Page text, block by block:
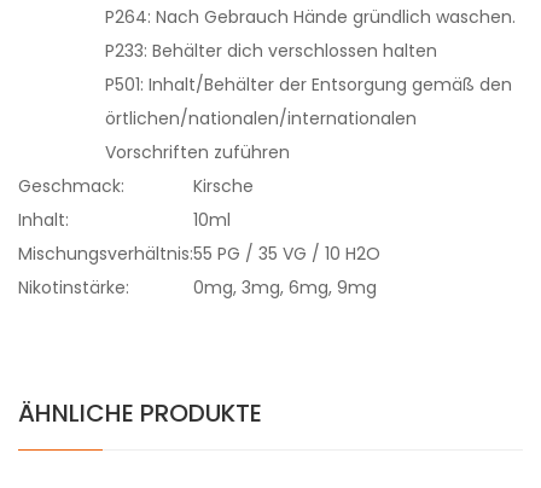
P264: Nach Gebrauch Hände gründlich waschen.
P233: Behälter dich verschlossen halten
P501: Inhalt/Behälter der Entsorgung gemäß den
örtlichen/nationalen/internationalen
Vorschriften zuführen
Geschmack:
Kirsche
Inhalt:
10ml
Mischungsverhältnis:55 PG / 35 VG / 10 H2O
Nikotinstärke:
0mg, 3mg, 6mg, 9mg
ÄHNLICHE PRODUKTE